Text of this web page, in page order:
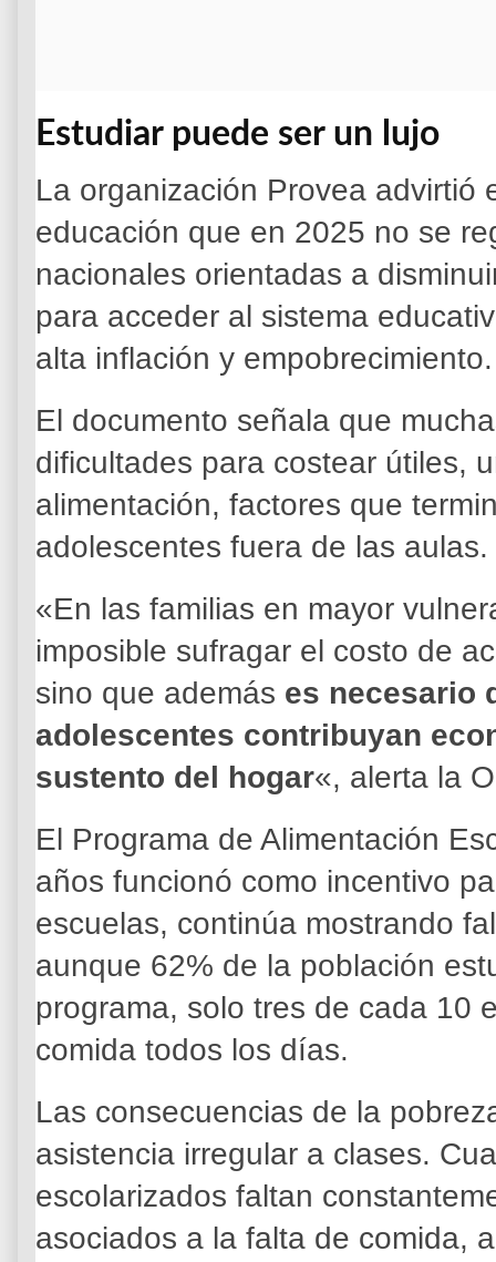
Estudiar puede ser un lujo
La organización Provea advirtió
educación que en 2025 no se
nacionales orientadas a
para acceder al sistema
alta inflación y empobrecimiento.
El documento señala que
dificultades para costear útiles,
alimentación, factores que
adolescentes fuera de las aulas.
«En las familias en mayor
imposible sufragar el costo de
sino que además es necesario
adolescentes contribuyan
sustento del hogar«, alerta la
El Programa de Alimentación
años funcionó como incentivo
escuelas, continúa mostrando
aunque 62% de la población
programa, solo tres de cada 10
comida todos los días.
Las consecuencias de la
asistencia irregular a clases.
escolarizados faltan
asociados a la falta de comida,